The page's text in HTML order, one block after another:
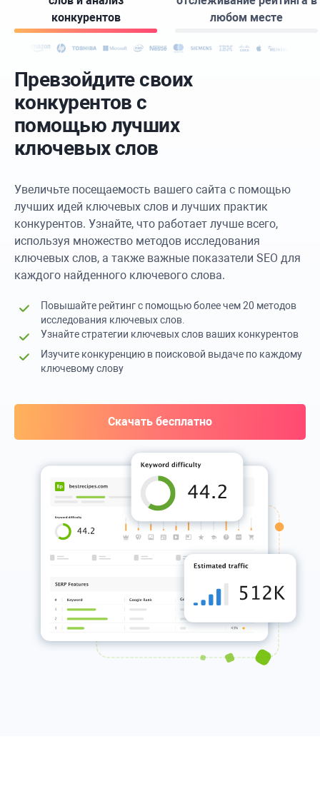
конкурентов
любом месте
Превзойдите своих
конкурентов с
помощью лучших
ключевых слов
Увеличьте посещаемость вашего сайта с помощью
лучших идей ключевых слов и лучших практик
конкурентов. Узнайте, что работает лучше всего,
используя множество методов исследования
ключевых слов, а также важные показатели SEO для
каждого найденного ключевого слова.
Повышайте рейтинг с помощью более чем 20 методов
исследования ключевых слов.
Узнайте стратегии ключевых слов ваших конкурентов
Изучите конкуренцию в поисковой выдаче по каждому
ключевому слову
Скачать бесплатно